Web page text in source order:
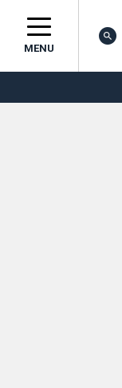
MENU